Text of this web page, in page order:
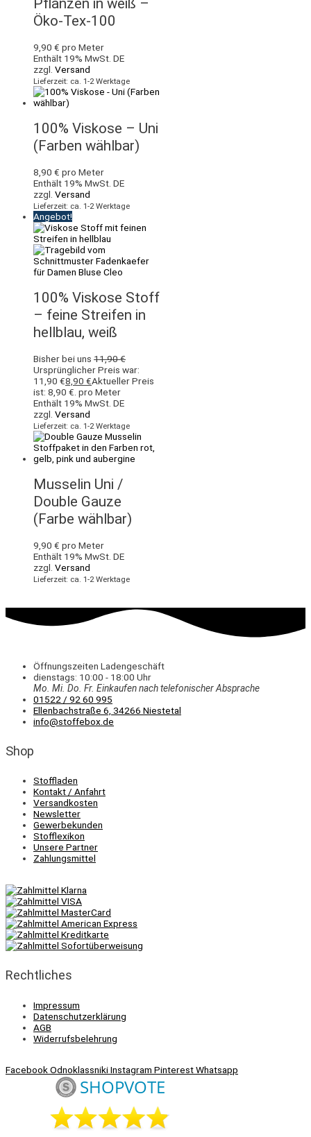
Öko-Tex-100
9,90 € pro Meter
Enthält 19% MwSt. DE
zzgl. Versand
Lieferzeit: ca. 1-2 Werktage
100% Viskose – Uni
(Farben wählbar)
8,90 € pro Meter
Enthält 19% MwSt. DE
zzgl. Versand
Lieferzeit: ca. 1-2 Werktage
Angebot!
100% Viskose Stoff
– feine Streifen in
hellblau, weiß
Bisher bei uns 11,90€
Ursprünglicher Preis war:
11,90 €8,90 €Aktueller Preis
ist: 8,90 €. pro Meter
Enthält 19% MwSt. DE
zzgl. Versand
Lieferzeit: ca. 1-2 Werktage
Musselin Uni /
Double Gauze
(Farbe wählbar)
9,90 € pro Meter
Enthält 19% MwSt. DE
zzgl. Versand
Lieferzeit: ca. 1-2 Werktage
Öffnungszeiten Ladengeschäft
dienstags: 10:00 - 18:00 Uhr
Mo. Mi. Do. Fr. Einkaufennach telefonischer Absprache
01522 / 92 60 995
Ellenbachstraße 6, 34266 Niestetal
info@stoffebox.de
Shop
Stoffladen
Kontakt / Anfahrt
Versandkosten
Newsletter
Gewerbekunden
Stofflexikon
Unsere Partner
Zahlungsmittel
Rechtliches
Impressum
Datenschutzerklärung
AGB
Widerrufsbelehrung
FacebookOdnoklassnikiInstagram PinterestWhatsapp